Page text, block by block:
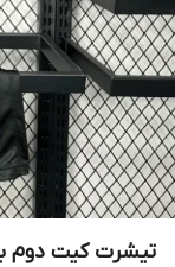
تیشرت کیت دوم